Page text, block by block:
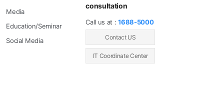
Media
Education/Seminar
Social Media
consultation
Call us at :1688-5000
Contact US
IT Coordinate Center